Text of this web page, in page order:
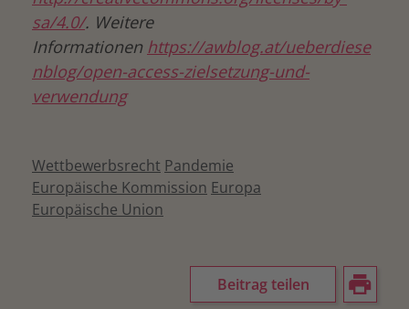
sa/4.0/. Weitere
Informationen https://awblog.at/ueberdiese
nblog/open-access-zielsetzung-und-
verwendung
Wettbewerbsrecht Pandemie
Europäische Kommission Europa
Europäische Union
Beitrag teilen